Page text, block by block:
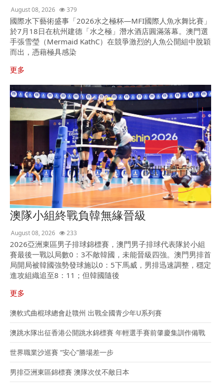
August 08, 2026 379
國際水下藝術盛事「2026水之極杯—MFI國際人魚水舞比賽」
於7月18日在杭州建德「水之極」潛水酒店圓滿落幕。澳門選
手張雪瑩（Mermaid KathC）在競爭激烈的人魚公開組中脫穎
而出，憑藉極具感染
更多
澳隊小組終戰負韓無緣晉級
August 08, 2026 233
2026亞洲東區男子排球錦標賽，澳門男子排球代表隊於小組
賽最後一戰以局數0：3不敵韓國，未能晉級四強。澳門男排首
局開局被韓國強勢發球施以0：5下馬威，男排迅速調整，穩定
進攻組織追至8：11；但韓國隨後
更多
澳軟式曲棍球總會赴贛州 出戰全國青少年U系列賽
澳跳水隊出征香港公開跳水錦標賽 年輕選手賽前肇慶集訓作備戰
世界職業沙巡賽 “安心”勝場差一步
男排亞洲東區錦標賽 澳隊次仗不敵日本